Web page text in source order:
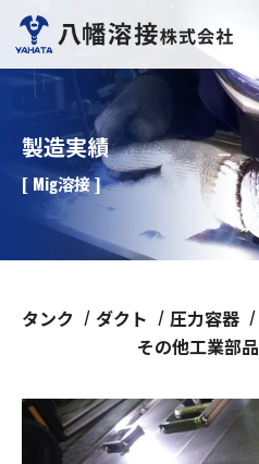
製造実績
[ Mig溶接 ]
タンク ダクト 圧力容器
その他工業部品